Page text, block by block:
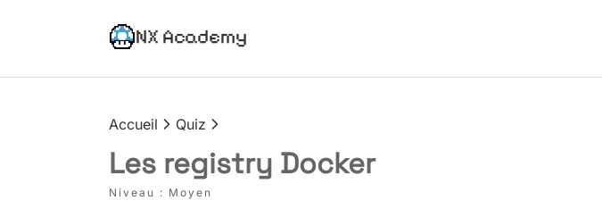
NX Academy
Accueil Quiz
Les registry Docker
Niveau : Moyen